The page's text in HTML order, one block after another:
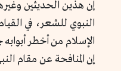
إن هذين الحديثين
النبوي للشعر، في
الإسلام من أخطر
إن المنافحة عن مقام